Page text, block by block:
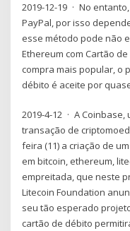
2019-12-19 · No
PayPal, por isso
esse método pode não
Ethereum com Cartão
compra mais popular, o
débito é aceite por
2019-4-12 · A
transação de
feira (11) a criação de
em bitcoin, ethereum,
empreitada, que neste
Litecoin Foundation
seu tão esperado
cartão de débito